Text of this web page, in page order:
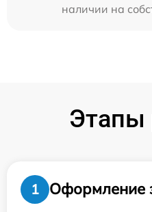
наличии на
Этапы
1
Оформление